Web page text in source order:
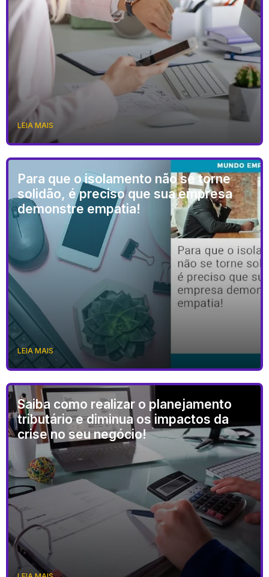
LEIA MAIS
Para que o isolamento não se torne
solidão, é preciso que sua empresa
demonstre empatia!
LEIA MAIS
Saiba como realizar o planejamento
tributário e diminua os impactos da
crise no seu negócio!